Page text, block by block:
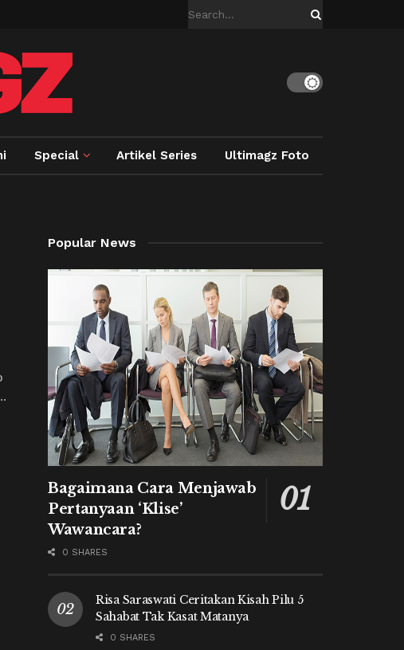
Special Artikel Series Ultimagz Foto
Popular News
Bagaimana Cara Menjawab
Pertanyaan ‘Klise’
Wawancara?
0 SHARES
Risa Saraswati Ceritakan Kisah Pilu 5
Sahabat Tak Kasat Matanya
0 SHARES